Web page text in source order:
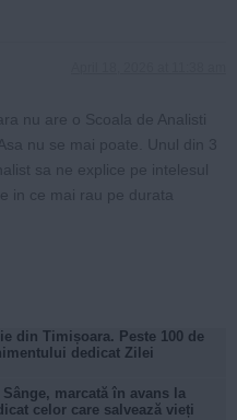
din Timișoara. Peste 100 de
dedicat Zilei
marcată în avans la
celor care salvează vieți